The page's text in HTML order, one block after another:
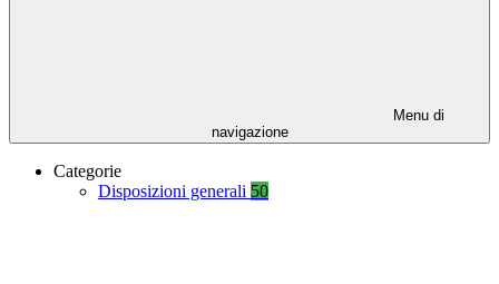
Menu di
navigazione
Categorie
Disposizioni generali 50